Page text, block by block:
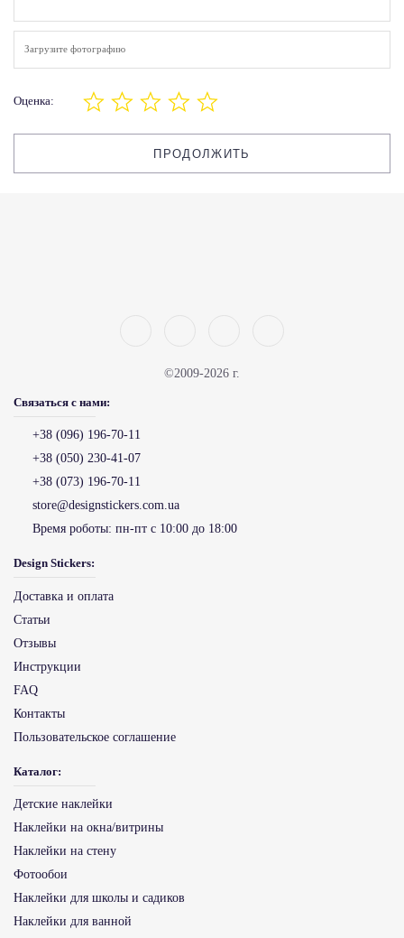
Загрузите фотографию
Оценка:
ПРОДОЛЖИТЬ
©2009-2026 г.
Связаться с нами:
+38 (096) 196-70-11
+38 (050) 230-41-07
+38 (073) 196-70-11
store@designstickers.com.ua
Время роботы: пн-пт с 10:00 до 18:00
Design Stickers:
Доставка и оплата
Статьи
Отзывы
Инструкции
FAQ
Контакты
Пользовательское соглашение
Каталог:
Детские наклейки
Наклейки на окна/витрины
Наклейки на стену
Фотообои
Наклейки для школы и садиков
Наклейки для ванной